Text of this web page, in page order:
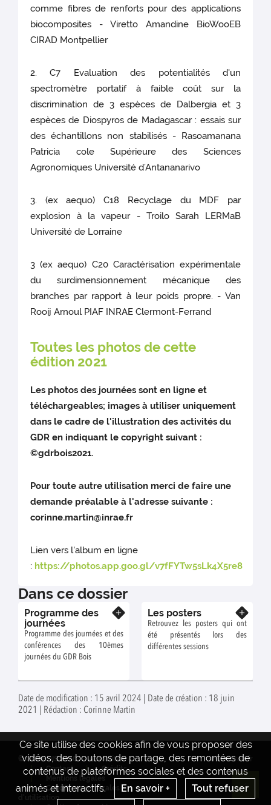
comme fibres de renforts pour des applications
biocomposites - Viretto Amandine BioWooEB
CIRAD Montpellier
2. C7 Evaluation des potentialités d'un
spectromètre portatif à faible coût sur la
discrimination de 3 espèces de Dalbergia et 3
espèces de Diospyros de Madagascar : essais sur
des échantillons non stabilisés - Rasoamanana
Patricia cole Supérieure des Sciences
Agronomiques Université d’Antananarivo
3. (ex aequo) C18 Recyclage du MDF par
explosion à la vapeur - Troilo Sarah LERMaB
Université de Lorraine
3 (ex aequo) C20 Caractérisation expérimentale
du surdimensionnement mécanique des
branches par rapport à leur poids propre. - Van
Rooij Arnoul PIAF INRAE Clermont-Ferrand
Toutes les photos de cette
édition 2021
Les photos des journées sont en ligne et
téléchargeables; images à utiliser uniquement
dans le cadre de l'illustration des activités du
GDR en indiquant le copyright suivant :
©gdrbois2021.
Pour toute autre utilisation merci de faire une
demande préalable à l'adresse suivante :
corinne.martin@inrae.fr
Lien vers l'album en ligne
: https://photos.app.goo.gl/v7fFYTw5sLk4X5re8
Dans ce dossier
Programme des
journées
Programme des journées et des
conférences des 10èmes
journées du GDR Bois
Les posters
Retrouvez les posters qui ont
été présentés lors des
différentes sessions
Date de modification : 15 avril 2024 | Date de création : 18 juin
2021 | Rédaction : Corinne Martin
Ce site utilise des cookies afin de vous proposer des
vidéos, des boutons de partage, des remontées de
contenus de plateformes sociales et des contenus
animés et interactifs.
En savoir +
Tout refuser
© GDRBOIS 2026
Actualités
Contact
Crédits
Mentions legales
Conditions générales
d'utilisation
www.inrae.fr